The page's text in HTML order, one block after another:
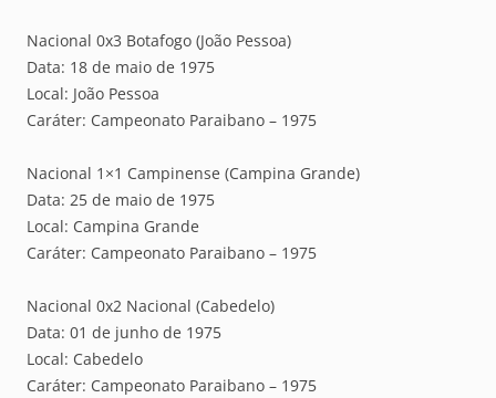
Nacional 0x3 Botafogo (João Pessoa)
Data: 18 de maio de 1975
Local: João Pessoa
Caráter: Campeonato Paraibano – 1975
Nacional 1×1 Campinense (Campina Grande)
Data: 25 de maio de 1975
Local: Campina Grande
Caráter: Campeonato Paraibano – 1975
Nacional 0x2 Nacional (Cabedelo)
Data: 01 de junho de 1975
Local: Cabedelo
Caráter: Campeonato Paraibano – 1975